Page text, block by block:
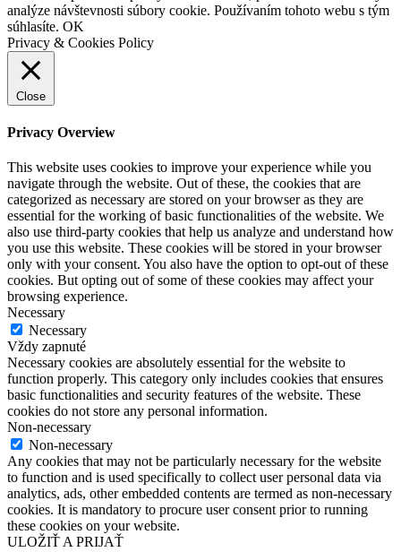
analýze návštevnosti súbory cookie. Používaním tohoto webu s tým
súhlasíte. OK
Privacy & Cookies Policy
Close
Privacy Overview
This website uses cookies to improve your experience while you
navigate through the website. Out of these, the cookies that are
categorized as necessary are stored on your browser as they are
essential for the working of basic functionalities of the website. We
also use third-party cookies that help us analyze and understand how
you use this website. These cookies will be stored in your browser
only with your consent. You also have the option to opt-out of these
cookies. But opting out of some of these cookies may affect your
browsing experience.
Necessary
Necessary
Vždy zapnuté
Necessary cookies are absolutely essential for the website to
function properly. This category only includes cookies that ensures
basic functionalities and security features of the website. These
cookies do not store any personal information.
Non-necessary
Non-necessary
Any cookies that may not be particularly necessary for the website
to function and is used specifically to collect user personal data via
analytics, ads, other embedded contents are termed as non-necessary
cookies. It is mandatory to procure user consent prior to running
these cookies on your website.
ULOŽIŤ A PRIJAŤ